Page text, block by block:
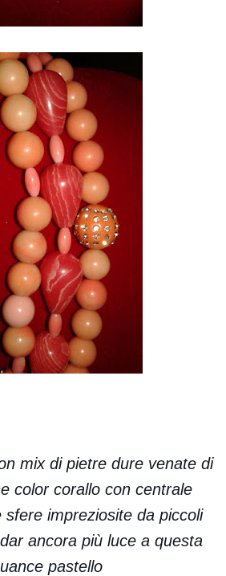
mix di pietre dure venate di
color corallo con centrale
sfere impreziosite da piccoli
ancora più luce a questa
pastello